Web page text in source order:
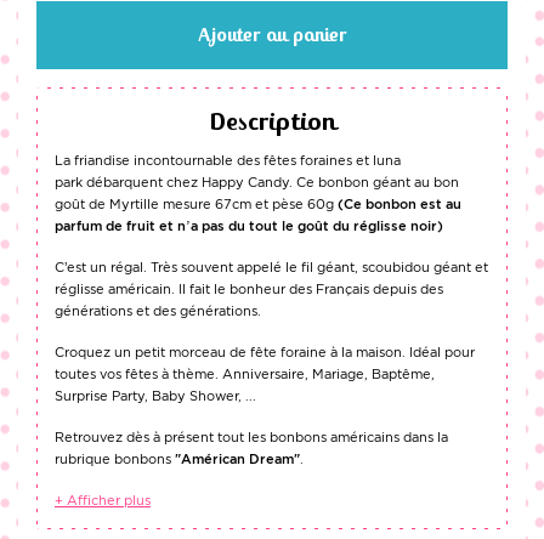
Ajouter au panier
Description
La friandise incontournable des fêtes foraines et luna
park débarquent chez Happy Candy. Ce bonbon géant au bon
goût de Myrtille mesure 67cm et pèse 60g (Ce bonbon est au
parfum de fruit et n’a pas du tout le goût du réglisse noir)
C’est un régal. Très souvent appelé le fil géant, scoubidou géant et
réglisse américain. Il fait le bonheur des Français depuis des
générations et des générations.
Croquez un petit morceau de fête foraine à la maison. Idéal pour
toutes vos fêtes à thème. Anniversaire, Mariage, Baptême,
Surprise Party, Baby Shower, ...
Retrouvez dès à présent tout les bonbons américains dans la
rubrique bonbons "Américan Dream".
+ Afficher plus